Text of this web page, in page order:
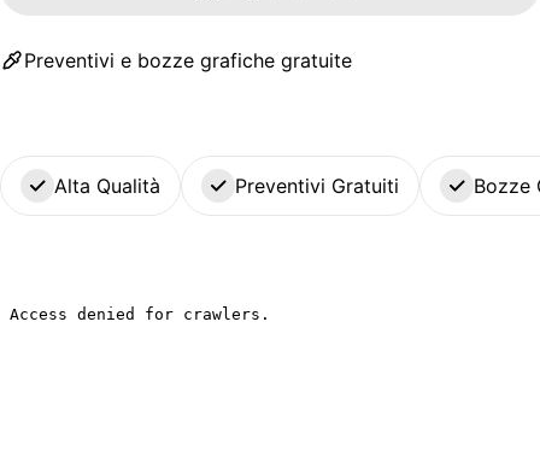
Preventivi e bozze grafiche gratuite
Alta Qualità Preventivi Gratuiti Bozze